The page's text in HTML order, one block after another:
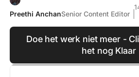
Preethi AnchanSenior Content Editor
Doe het werk niet meer -
het nog Klaar